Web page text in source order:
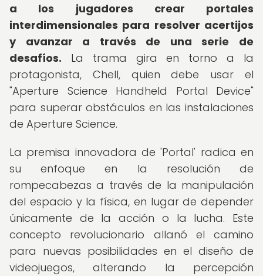
a los jugadores crear portales
interdimensionales para resolver acertijos
y avanzar a través de una serie de
desafíos. La trama gira en torno a la
protagonista, Chell, quien debe usar el
"Aperture Science Handheld Portal Device"
para superar obstáculos en las instalaciones
de Aperture Science.
La premisa innovadora de 'Portal' radica en
su enfoque en la resolución de
rompecabezas a través de la manipulación
del espacio y la física, en lugar de depender
únicamente de la acción o la lucha. Este
concepto revolucionario allanó el camino
para nuevas posibilidades en el diseño de
videojuegos, alterando la percepción